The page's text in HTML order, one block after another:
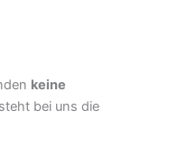
keine
bei uns die